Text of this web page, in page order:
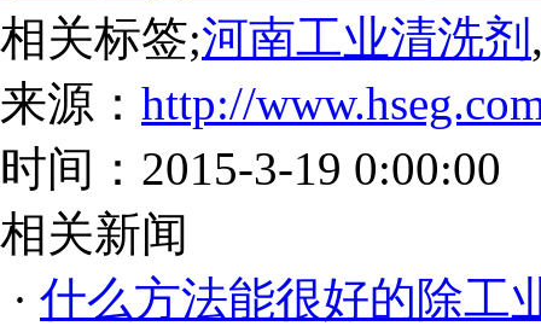
相关标签;河南工业清洗剂
来源： http://
时间：2015-3-19 0:00:00
相关新闻
· 什么方法能很好的除工